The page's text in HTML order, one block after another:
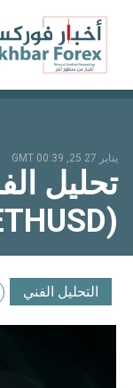
يناير 27 25, 00:39 GMT
تحليل
(ETHUSD) : اتجاه صاعد
التحليل الفني